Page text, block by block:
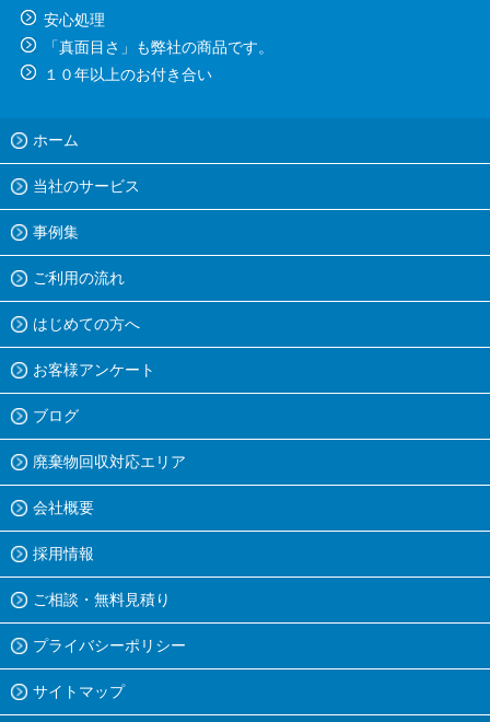
安心処理
「真面目さ」も弊社の商品です。
１０年以上のお付き合い
ホーム
当社のサービス
事例集
ご利用の流れ
はじめての方へ
お客様アンケート
ブログ
廃棄物回収対応エリア
会社概要
採用情報
ご相談・無料見積り
プライバシーポリシー
サイトマップ